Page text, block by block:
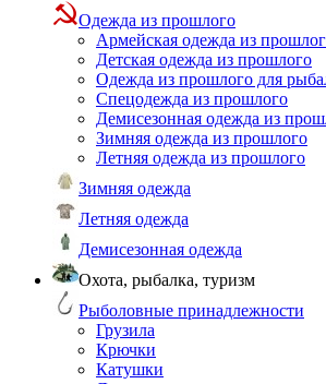
Одежда из прошлого
Армейская одежда из
Детская одежда из прошлого
Одежда из прошлого для
Спецодежда из прошлого
Демисезонная одежда из
Зимняя одежда из прошлого
Летняя одежда из прошлого
Зимняя одежда
Летняя одежда
Демисезонная одежда
Охота, рыбалка, туризм
Рыболовные принадлежности
Грузила
Крючки
Катушки